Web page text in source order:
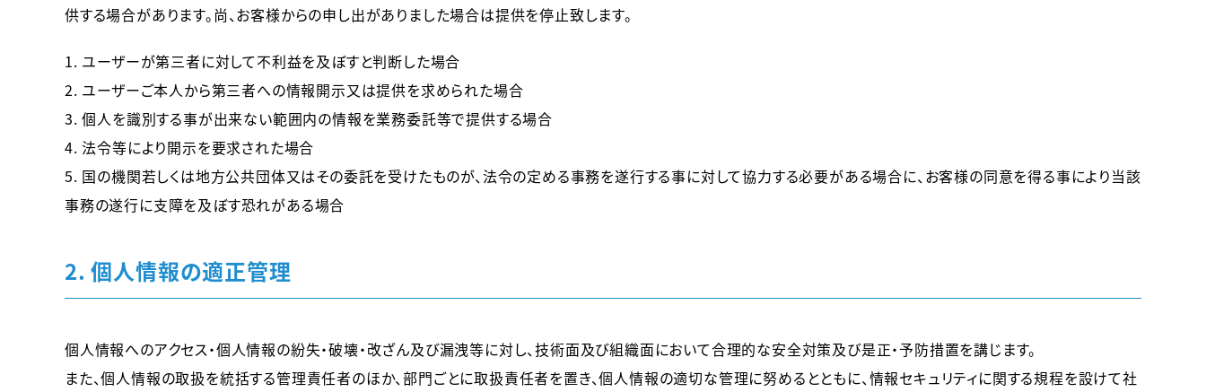
供する場合があります。尚、お客様からの申し出がありました場合は提供を停止致します。
1. ユーザーが第三者に対して不利益を及ぼすと判断した場合
2. ユーザーご本人から第三者への情報開示又は提供を求められた場合
3. 個人を識別する事が出来ない範囲内の情報を業務委託等で提供する場合
4. 法令等により開示を要求された場合
5. 国の機関若しくは地方公共団体又はその委託を受けたものが、法令の定める事務を遂行する事に対して協力する必要がある場合に、お客様の同意を得る事により当該
事務の遂行に支障を及ぼす恐れがある場合
2. 個人情報の適正管理
個人情報へのアクセス・個人情報の紛失・破壊・改ざん及び漏洩等に対し、技術面及び組織面において合理的な安全対策及び是正・予防措置を講じます。
また、個人情報の取扱を統括する管理責任者のほか、部門ごとに取扱責任者を置き、個人情報の適切な管理に努めるとともに、情報セキュリティに関する規程を設けて社